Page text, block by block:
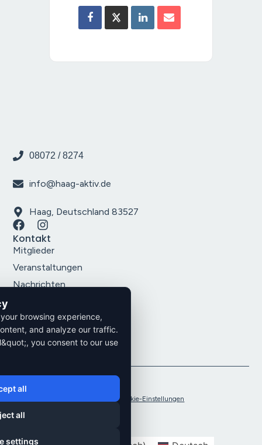
08072 / 8274
info@haag-aktiv.de
Haag, Deutschland 83527
Kontakt
Mitglieder
Veranstaltungen
Nachrichten
Rechtliches
Impressum
Datenschutz
2026. Alle Rechte vorbehalten.
ImpressumCookie-Einstellungen
browsing experience,
and analyze our traffic.
you consent to our use
all
all
settings